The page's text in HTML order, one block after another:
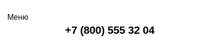
Меню
+7 (800) 555 32 04